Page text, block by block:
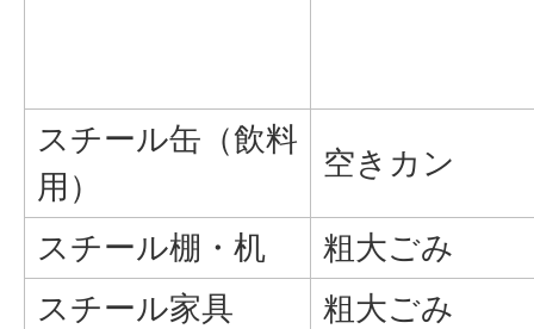
スチール缶（飲料
用）
空きカン
スチール棚・机
粗大ごみ
スチール家具
粗大ごみ